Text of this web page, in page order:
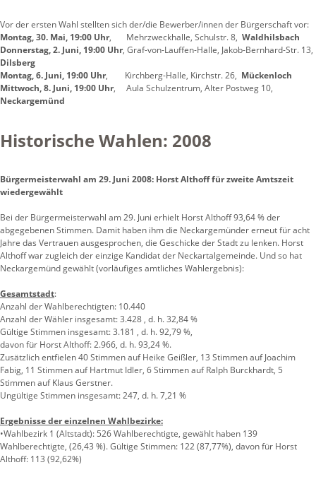
Vor der ersten Wahl stellten sich der/die Bewerber/innen der Bürgerschaft vor:
Montag, 30. Mai, 19:00 Uhr, Mehrzweckhalle, Schulstr. 8, Waldhilsbach
Donnerstag, 2. Juni, 19:00 Uhr, Graf-von-Lauffen-Halle, Jakob-Bernhard-Str. 13,
Dilsberg
Montag, 6. Juni, 19:00 Uhr, Kirchberg-Halle, Kirchstr. 26, Mückenloch
Mittwoch, 8. Juni, 19:00 Uhr, Aula Schulzentrum, Alter Postweg 10,
Neckargemünd
Historische Wahlen: 2008
Bürgermeisterwahl am 29. Juni 2008: Horst Althoff für zweite Amtszeit
wiedergewählt
Bei der Bürgermeisterwahl am 29. Juni erhielt Horst Althoff 93,64 % der
abgegebenen Stimmen. Damit haben ihm die Neckargemünder erneut für acht
Jahre das Vertrauen ausgesprochen, die Geschicke der Stadt zu lenken. Horst
Althoff war zugleich der einzige Kandidat der Neckartalgemeinde. Und so hat
Neckargemünd gewählt (vorläufiges amtliches Wahlergebnis):
Gesamtstadt:
Anzahl der Wahlberechtigten: 10.440
Anzahl der Wähler insgesamt: 3.428 , d. h. 32,84 %
Gültige Stimmen insgesamt: 3.181 , d. h. 92,79 %,
davon für Horst Althoff: 2.966, d. h. 93,24 %.
Zusätzlich entfielen 40 Stimmen auf Heike Geißler, 13 Stimmen auf Joachim
Fabig, 11 Stimmen auf Hartmut Idler, 6 Stimmen auf Ralph Burckhardt, 5
Stimmen auf Klaus Gerstner.
Ungültige Stimmen insgesamt: 247, d. h. 7,21 %
Ergebnisse der einzelnen Wahlbezirke:
•Wahlbezirk 1 (Altstadt): 526 Wahlberechtigte, gewählt haben 139
Wahlberechtigte, (26,43 %). Gültige Stimmen: 122 (87,77%), davon für Horst
Althoff: 113 (92,62%)